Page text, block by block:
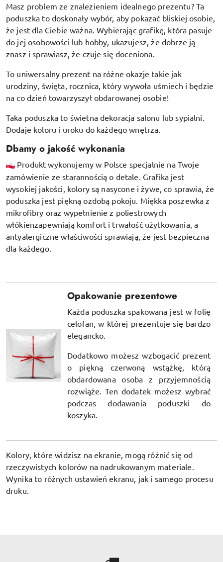
Masz problem ze znalezieniem idealnego prezentu? Ta
poduszka to doskonały wybór, aby pokazać bliskiej osobie,
że jest dla Ciebie ważna. Wybierając grafikę, która pasuje
do jej osobowości lub hobby, ukazujesz, że dobrze ją
znasz i sprawiasz, że czuje się doceniona.
To uniwersalny prezent na różne okazje takie jak
urodziny, święta, rocznica, który wywoła uśmiech i będzie
na co dzień towarzyszył obdarowanej osobie!
Taka poduszka to świetna dekoracja salonu lub sypialni.
Dodaje koloru i uroku do każdego wnętrza.
Dbamy o jakość wykonania
Produkt wykonujemy w Polsce specjalnie na Twoje
zamówienie ze starannością o detale. Grafika jest
wysokiej jakości, kolory są nasycone i żywe, co sprawia, że
poduszka jest piękną ozdobą pokoju. Miękka poszewka z
mikrofibry oraz wypełnienie z poliestrowych
włókienzapewniają komfort i trwałość użytkowania, a
antyalergiczne właściwości sprawiają, że jest bezpieczna
dla każdego.
Opakowanie prezentowe
Każda poduszka spakowana jest w folię
celofan, w której prezentuje się bardzo
elegancko.
Dodatkowo możesz wzbogacić prezent
o piękną czerwoną wstążkę, którą
obdardowana osoba z przyjemnością
rozwiąże. Ten dodatek możesz wybrać
podczas dodawania poduszki do
koszyka.
Kolory, które widzisz na ekranie, mogą różnić się od
rzeczywistych kolorów na nadrukowanym materiale.
Wynika to różnych ustawień ekranu, jak i samego procesu
druku.